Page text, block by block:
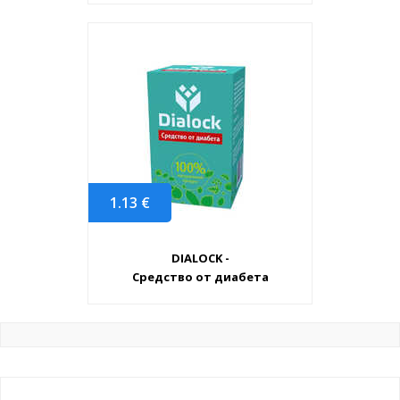
1.13 €
DIALOCK -
Средство от диабета